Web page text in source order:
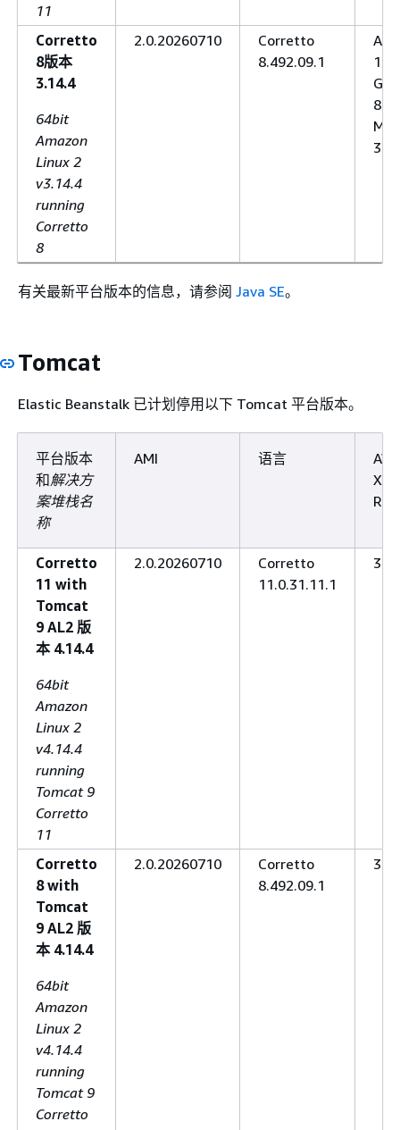
11
Corretto
8版本
3.14.4
64bit
Amazon
Linux 2
v3.14.4
running
Corretto
8
2.0.20260710
Corretto
8.492.09.1
Ant
有关最新平台版本的信息，请参阅 Java SE。
Tomcat
Elastic Beanstalk 已计划停用以下 Tomcat 平台版本。
平台版本
和解决方
案堆栈名
称
AMI 语言
X-
Ray
Corretto
11 with
Tomcat
9 AL2 版
本 4.14.4
64bit
Amazon
Linux 2
v4.14.4
running
Tomcat 9
Corretto
11
2.0.20260710
Corretto
11.0.31.11.1
Corretto
8 with
Tomcat
9 AL2 版
本 4.14.4
64bit
Amazon
Linux 2
v4.14.4
running
Tomcat 9
Corretto
2.0.20260710
Corretto
8.492.09.1